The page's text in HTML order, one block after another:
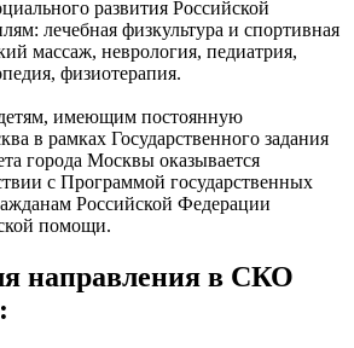
развития Российской
лечебная физкультура и спортивная
массаж, неврология, педиатрия,
физиотерапия.
имеющим постоянную
в рамках Государственного задания
города Москвы оказывается
с Программой государственных
Российской Федерации
помощи.
направления в СКО